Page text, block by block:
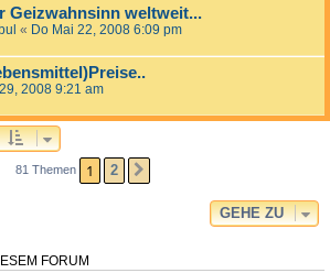
Geizwahnsinn weltweit...
« Do Mai 22, 2008 6:09 pm
2008 9:21 am
81 Themen 1 2
GEHE ZU
FORUM